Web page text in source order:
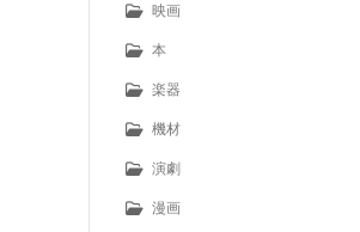
映画
本
楽器
機材
演劇
漫画